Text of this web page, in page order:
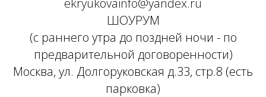
ekryukovainfo@yandex.ru
ШОУРУМ
(с раннего утра до поздней ночи - по
предварительной договоренности)
Москва, ул. Долгоруковская д.33, стр.8 (есть
парковка)